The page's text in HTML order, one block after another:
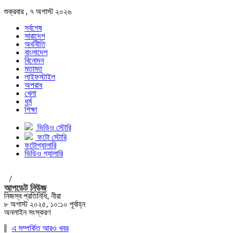
শুক্রবার , ৭ অগাস্ট ২০২৬
সর্বশেষ
সারাদেশ
অর্থনীতি
বাংলাদেশ
বিনোদন
মতামত
লাইফস্টাইল
অপরাধ
খেলা
ধর্ম
শিক্ষা
ভিডিও স্টোরি
ফটো স্টোরি
ফটোগ্যালারি
ভিডিও গ্যালারি
/
আপডেট নিউজ
নিজস্ব প্রতিনিধি, নীরা
৮ অগাস্ট ২০২৫, ১০:১০ পূর্বাহ্ন
অনলাইন সংস্করণ
এ সম্পর্কিত আরও খবর